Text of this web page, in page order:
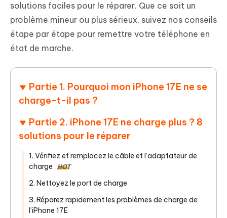
solutions faciles pour le réparer. Que ce soit un
problème mineur ou plus sérieux, suivez nos conseils
étape par étape pour remettre votre téléphone en
état de marche.
Partie 1. Pourquoi mon iPhone 17E ne se
charge-t-il pas ?
Partie 2. iPhone 17E ne charge plus ? 8
solutions pour le réparer
1. Vérifiez et remplacez le câble et l’adaptateur de
charge
HOT
2. Nettoyez le port de charge
3. Réparez rapidement les problèmes de charge de
l’iPhone 17E